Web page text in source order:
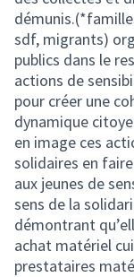
sdf, migrants)
publics dans le
actions de
pour créer une
dynamique
en image ces
solidaires en
aux jeunes de
sens de la
démontrant
achat matériel
prestataires